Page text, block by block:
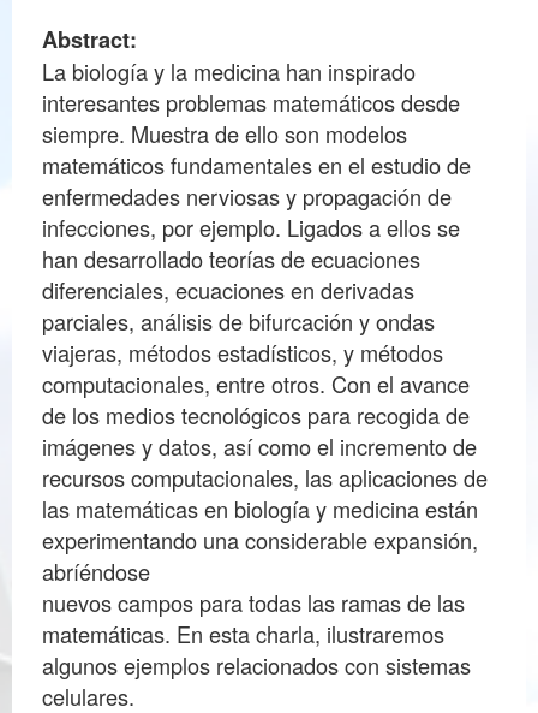
Abstract:
La biología y la medicina han inspirado
interesantes problemas matemáticos desde
siempre. Muestra de ello son modelos
matemáticos fundamentales en el estudio de
enfermedades nerviosas y propagación de
infecciones, por ejemplo. Ligados a ellos se
han desarrollado teorías de ecuaciones
diferenciales, ecuaciones en derivadas
parciales, análisis de bifurcación y ondas
viajeras, métodos estadísticos, y métodos
computacionales, entre otros. Con el avance
de los medios tecnológicos para recogida de
imágenes y datos, así como el incremento de
recursos computacionales, las aplicaciones de
las matemáticas en biología y medicina están
experimentando una considerable expansión,
abríéndose
nuevos campos para todas las ramas de las
matemáticas. En esta charla, ilustraremos
algunos ejemplos relacionados con sistemas
celulares.